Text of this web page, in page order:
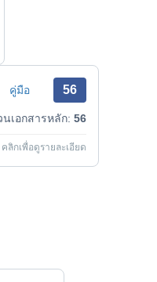
คู่มือ 56
นเอกสารหลัก: 56
คลิกเพื่อดูรายละเอียด